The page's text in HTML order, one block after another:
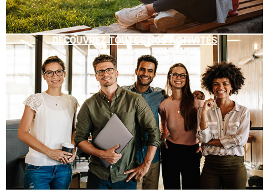
DÉCOUVREZ TOUTES NOS ACTIVITÉS